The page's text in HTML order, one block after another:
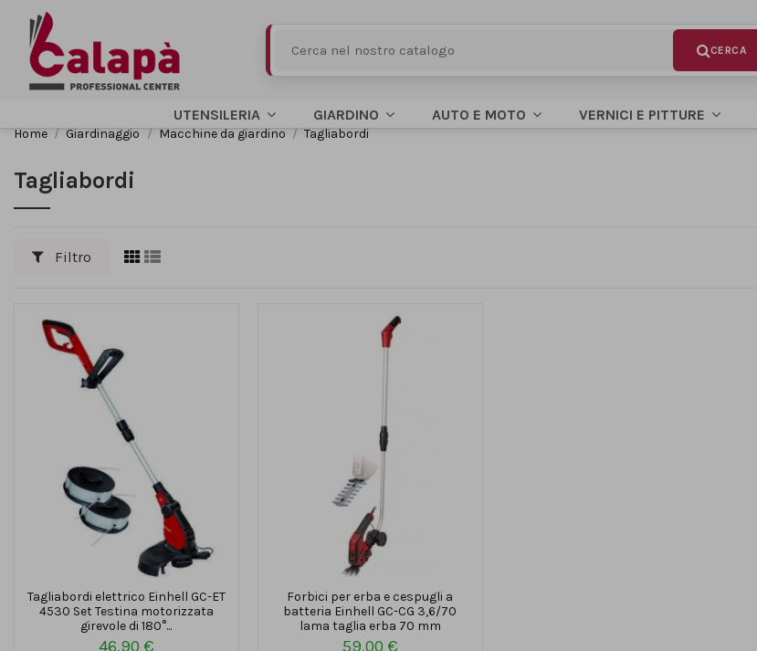
UTENSILERIA GIARDINO AUTO E MOTO VERNICI E PITTURE
Home Giardinaggio Macchine da giardino Tagliabordi
Tagliabordi
Filtro
Tagliabordi elettrico Einhell GC-ET
4530 Set Testina motorizzata
girevole di 180°...
46,90 €
Forbici per erba e cespugli a
batteria Einhell GC-CG 3,6/70
lama taglia erba 70 mm
59,00 €